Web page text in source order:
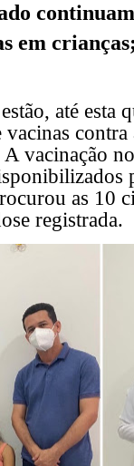
em
até esta
A vacinação
as 10
registrada.